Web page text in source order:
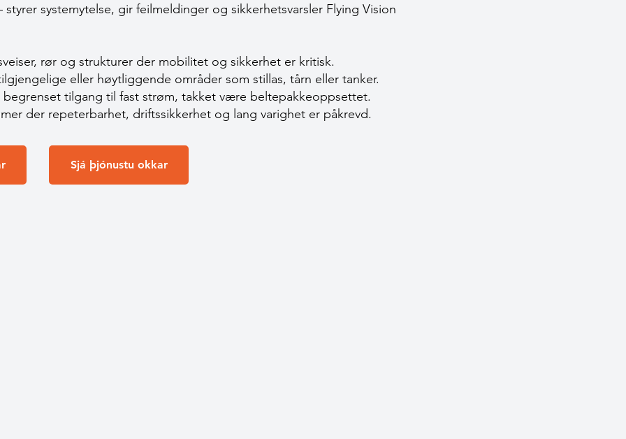
systemytelse, gir feilmeldinger og sikkerhetsvarsler Flying Vision
rør og strukturer der mobilitet og sikkerhet er kritisk.
eller høytliggende områder som stillas, tårn eller tanker.
begrenset tilgang til fast strøm, takket være beltepakkeoppsettet.
der repeterbarhet, driftssikkerhet og lang varighet er påkrevd.
Sjá þjónustu okkar